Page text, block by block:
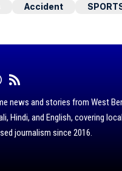
Accident
news and stories from West
Hindi, and English, covering
journalism since 2016.